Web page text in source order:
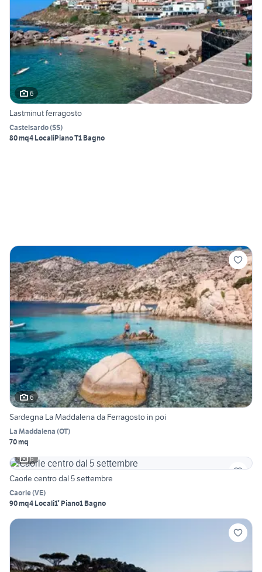
6
Lastminut ferragosto
Castelsardo(SS)
80 mq4 LocaliPiano T1 Bagno
6
Sardegna La Maddalena da Ferragosto in poi
La Maddalena (OT)
70 mq
6
Caorle centro dal 5 settembre
Caorle(VE)
90 mq4 Locali1° Piano1 Bagno